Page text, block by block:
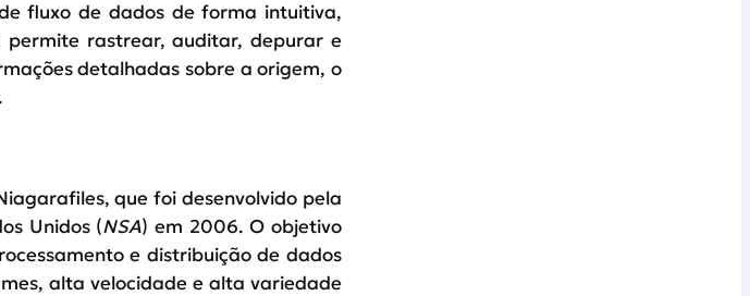
fluxo de dados de forma intuitiva,
permite rastrear, auditar, depurar e
detalhadas sobre a origem, o
que foi desenvolvido pela
Unidos (NSA) em 2006. O objetivo
e distribuição de dados
alta velocidade e alta variedade